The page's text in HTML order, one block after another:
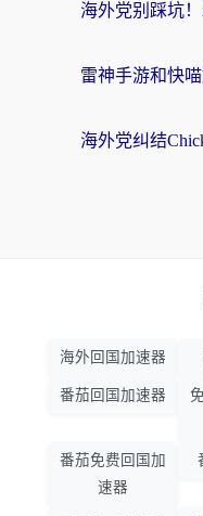
海外回国加速器
番茄回国加速器
番茄免费回国加
速器